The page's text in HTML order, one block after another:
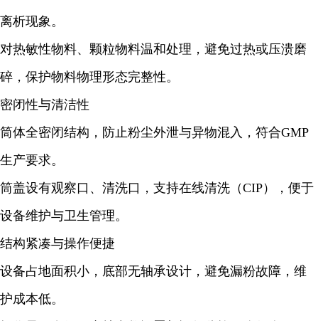
离析现象。
对热敏性物料、颗粒物料温和处理，避免过热或压溃磨
碎，保护物料物理形态完整性。
密闭性与清洁性
筒体全密闭结构，防止粉尘外泄与异物混入，符合GMP
生产要求。
筒盖设有观察口、清洗口，支持在线清洗（CIP），便于
设备维护与卫生管理。
结构紧凑与操作便捷
设备占地面积小，底部无轴承设计，避免漏粉故障，维
护成本低。